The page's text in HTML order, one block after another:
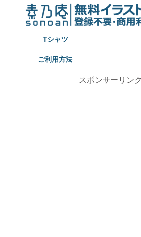
Tシャツ
ご利用方法
スポンサーリンク